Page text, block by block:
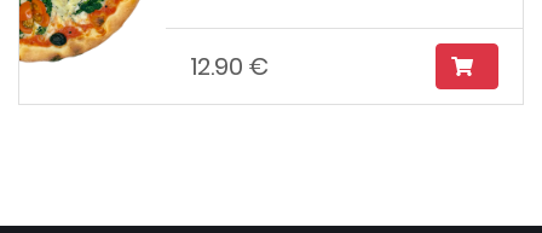
12.90 €